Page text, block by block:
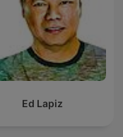
Ed Lapiz